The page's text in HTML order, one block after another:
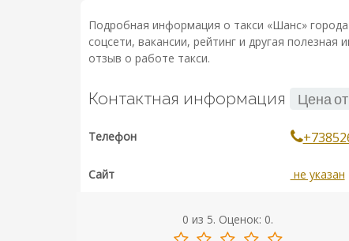
Подробная информация о такси «Шанс»
соцсети, вакансии, рейтинг и другая
отзыв о работе такси.
Контактная информация Цена от
Телефон
Сайт не указан
0 из 5. Оценок: 0.